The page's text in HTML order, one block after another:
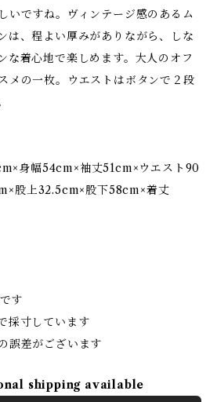
いですね。ヴィンテージ感のあるム
は、程よい厚みがありながら、しな
な着心地で楽しめます。大人のオフ
メの一枚。ウエストはボタンで２段
身幅54cm×袖丈51cm×ウエスト90
股上32.5cm×股下58cm×着丈
す
採寸しています
誤差がございます
shipping available